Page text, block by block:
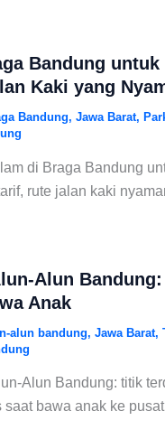
Bandung
Kaki yang
Bandung, Jawa Barat,
di Braga Bandung
rute jalan kaki
Alun
Anak
alun bandung, Jawa Barat,
Alun Bandung: titik
bawa anak ke